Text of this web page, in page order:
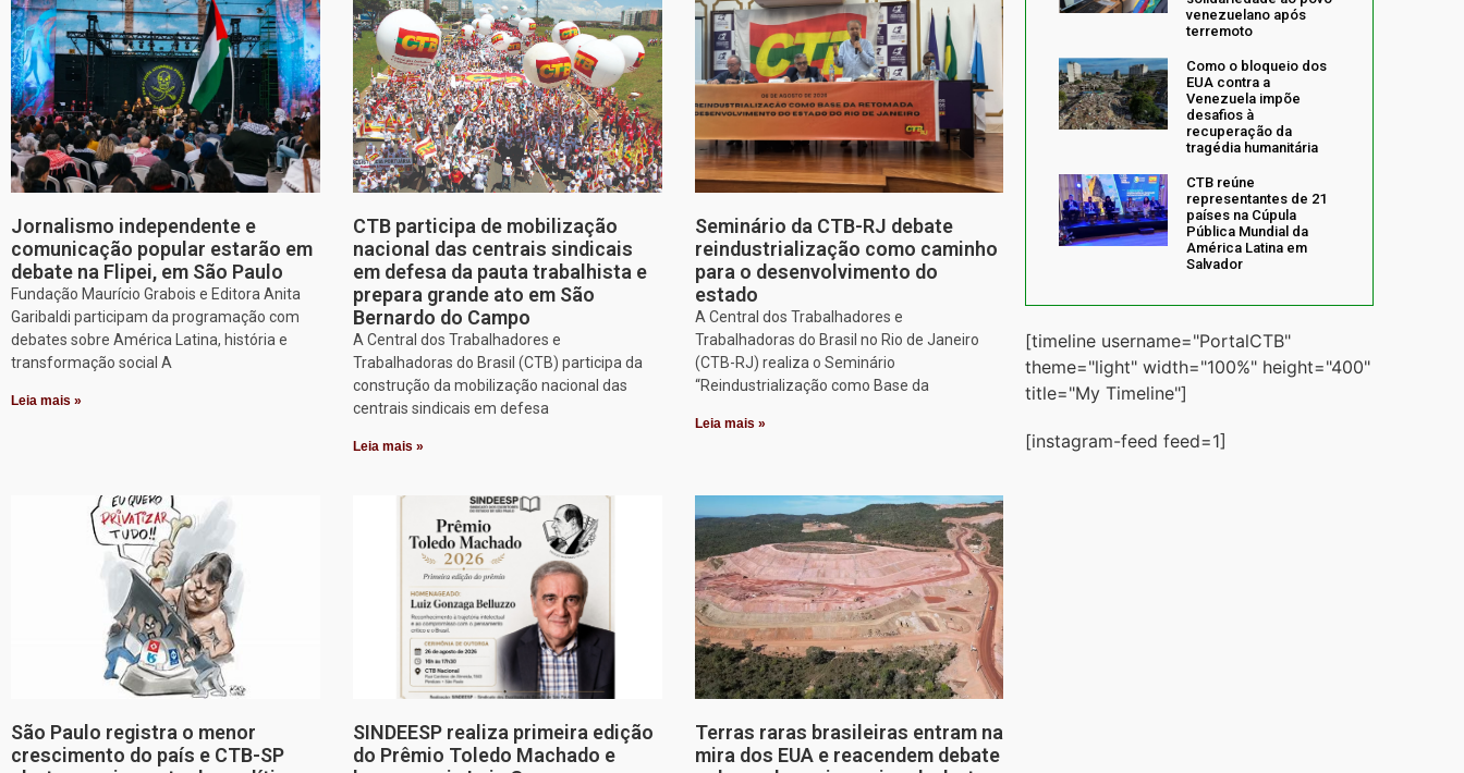
Jornalismo independente e
comunicação popular estarão em
debate na Flipei, em São Paulo
Fundação Maurício Grabois e Editora Anita
Garibaldi participam da programação com
debates sobre América Latina, história e
transformação social A
Leia mais »
CTB participa de mobilização
nacional das centrais sindicais
em defesa da pauta trabalhista e
prepara grande ato em São
Bernardo do Campo
A Central dos Trabalhadores e
Trabalhadoras do Brasil (CTB) participa da
construção da mobilização nacional das
centrais sindicais em defesa
Leia mais »
Seminário da CTB-RJ debate
reindustrialização como caminho
para o desenvolvimento do
estado
A Central dos Trabalhadores e
Trabalhadoras do Brasil no Rio de Janeiro
(CTB-RJ) realiza o Seminário
“Reindustrialização como Base da
Leia mais »
São Paulo registra o menor
crescimento do país e CTB-SP
SINDEESP realiza primeira edição
do Prêmio Toledo Machado e
Terras raras brasileiras entram na
mira dos EUA e reacendem debate
venezuelano após
terremoto
Como o bloqueio dos
EUA contra a
Venezuela impõe
desafios à
recuperação da
tragédia humanitária
CTB reúne
representantes de 21
países na Cúpula
Pública Mundial da
América Latina em
Salvador
[timeline username="PortalCTB"
theme="light" width="100%" height="400"
title="My Timeline"]
[instagram-feed feed=1]